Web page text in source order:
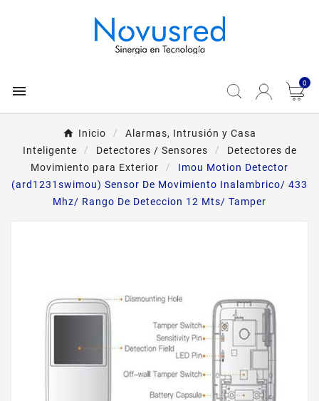
 0
Inicio
Alarmas, Intrusión y Casa
Inteligente
Detectores / Sensores
Detectores de
Movimiento para Exterior
Imou Motion Detector
(ard1231swimou) Sensor De Movimiento Inalambrico/ 433
Mhz/ Rango De Deteccion 12 Mts/ Tamper